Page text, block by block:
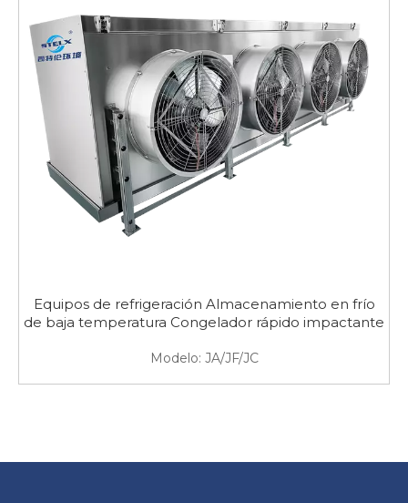
Equipos de refrigeración Almacenamiento en frío
de baja temperatura Congelador rápido impactante
Modelo: JA/JF/JC